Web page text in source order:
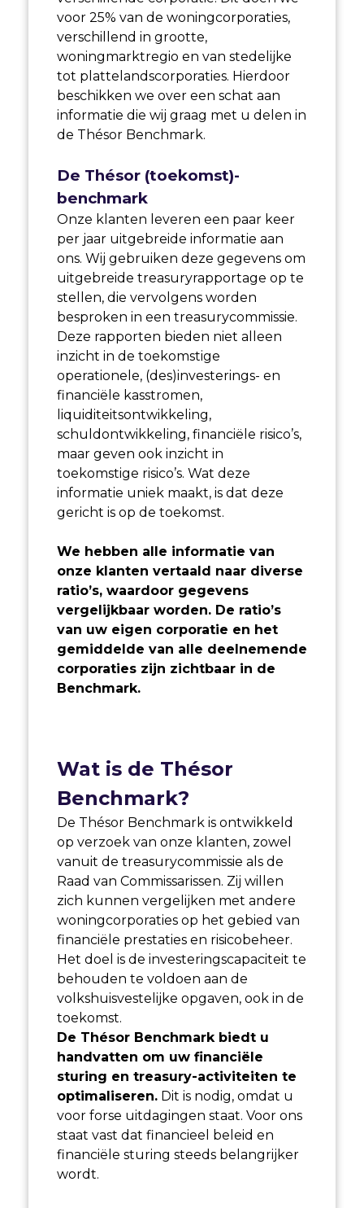
voor 25% van de woningcorporaties,
verschillend in grootte,
woningmarktregio en van stedelijke
tot plattelandscorporaties. Hierdoor
beschikken we over een schat aan
informatie die wij graag met u delen in
de Thésor Benchmark.
De Thésor (toekomst)-
benchmark
Onze klanten leveren een paar keer
per jaar uitgebreide informatie aan
ons. Wij gebruiken deze gegevens om
uitgebreide treasuryrapportage op te
stellen, die vervolgens worden
besproken in een treasurycommissie.
Deze rapporten bieden niet alleen
inzicht in de toekomstige
operationele, (des)investerings- en
financiële kasstromen,
liquiditeitsontwikkeling,
schuldontwikkeling, financiële risico’s,
maar geven ook inzicht in
toekomstige risico’s. Wat deze
informatie uniek maakt, is dat deze
gericht is op de toekomst.
We hebben alle informatie van
onze klanten vertaald naar diverse
ratio’s, waardoor gegevens
vergelijkbaar worden. De ratio’s
van uw eigen corporatie en het
gemiddelde van alle deelnemende
corporaties zijn zichtbaar in de
Benchmark.
Wat is de Thésor
Benchmark?
De Thésor Benchmark is ontwikkeld
op verzoek van onze klanten, zowel
vanuit de treasurycommissie als de
Raad van Commissarissen. Zij willen
zich kunnen vergelijken met andere
woningcorporaties op het gebied van
financiële prestaties en risicobeheer.
Het doel is de investeringscapaciteit te
behouden te voldoen aan de
volkshuisvestelijke opgaven, ook in de
toekomst.
De Thésor Benchmark biedt u
handvatten om uw financiële
sturing en treasury-activiteiten te
optimaliseren. Dit is nodig, omdat u
voor forse uitdagingen staat. Voor ons
staat vast dat financieel beleid en
financiële sturing steeds belangrijker
wordt.